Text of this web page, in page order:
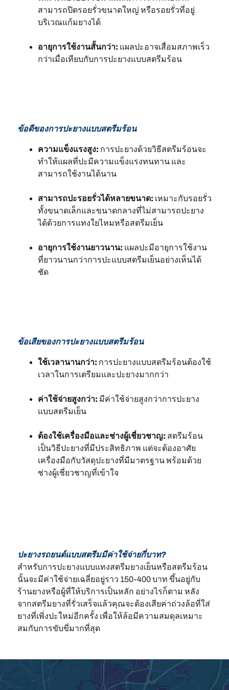
สามารถปิดรอยรั่วขนาดใหญ่ หรือรอยรั่วที่อยู่
บริเวณแก้มยางได้
อายุการใช้งานสั้นกว่า: แผลปะอาจเสื่อมสภาพเร็ว
กว่าเมื่อเทียบกับการปะยางแบบสตรีมร้อน
ข้อดีของการปะยางแบบสตรีมร้อน
ความแข็งแรงสูง: การปะยางด้วยวิธีสตรีมร้อนจะ
ทำให้แผลที่ปะมีความแข็งแรงทนทาน และ
สามารถใช้งานได้นาน
สามารถปะรอยรั่วได้หลายขนาด: เหมาะกับรอยรั่ว
ทั้งขนาดเล็กและขนาดกลางที่ไม่สามารถปะยาง
ได้ด้วยการแทงใยไหมหรือสตรีมเย็น
อายุการใช้งานยาวนาน: แผลปะมีอายุการใช้งาน
ที่ยาวนานกว่าการปะแบบสตรีมเย็นอย่างเห็นได้
ชัด
ข้อเสียของการปะยางแบบสตรีมร้อน
ใช้เวลานานกว่า: การปะยางแบบสตรีมร้อนต้องใช้
เวลาในการเตรียมและปะยางมากกว่า
ค่าใช้จ่ายสูงกว่า: มีค่าใช้จ่ายสูงกว่าการปะยาง
แบบสตรีมเย็น
ต้องใช้เครื่องมือและช่างผู้เชี่ยวชาญ: สตรีมร้อน
เป็นวิธีปะยางที่มีประสิทธิภาพ แต่จะต้องอาศัย
เครื่องมือกับวัสดุปะยางที่มีมาตรฐาน พร้อมด้วย
ช่างผู้เชี่ยวชาญที่เข้าใจ
ปะยางรถยนต์แบบสตรีมมีค่าใช้จ่ายกี่บาท?
สำหรับการปะยางแบบแทงสตรีมยางเย็นหรือสตรีมร้อน
นั้นจะมีค่าใช้จ่ายเฉลี่ยอยู่ราว 150-400 บาท ขึ้นอยู่กับ
ร้านยางหรือผู้ที่ให้บริการเป็นหลัก อย่างไรก็ตาม หลัง
จากสตรีมยางที่รั่วเสร็จแล้วคุณจะต้องเสียค่าถ่วงล้อที่ใส่
ยางที่เพิ่งปะใหม่อีกครั้ง เพื่อให้ล้อมีความสมดุลเหมาะ
สมกับการขับขี่มากที่สุด